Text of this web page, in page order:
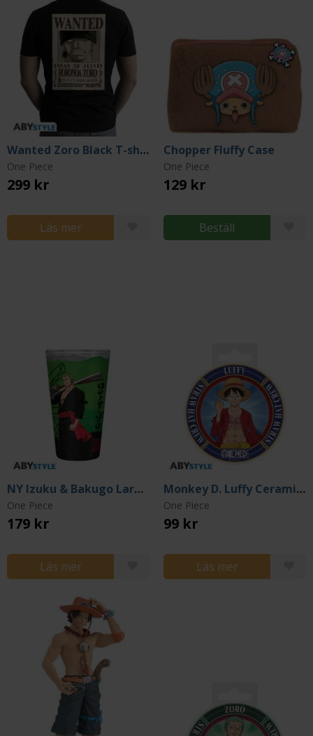
Wanted Zoro Black T-shirt (Small)
One Piece
299 kr
Läs mer
Chopper Fluffy Case
One Piece
129 kr
Beställ
NY Izuku & Bakugo Large Glass 400 ml
One Piece
179 kr
Läs mer
Monkey D. Luffy Ceramic Coaster
One Piece
99 kr
Läs mer